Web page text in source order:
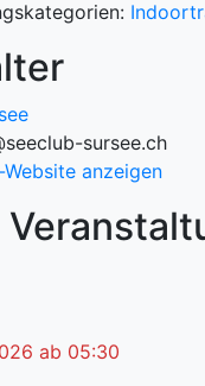
sursee.ch
anzeigen
ab 05:30